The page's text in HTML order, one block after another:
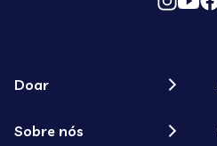
Doar
Sobre nós